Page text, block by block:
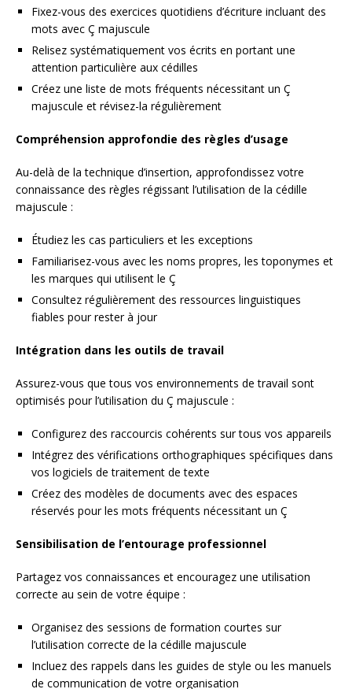
Fixez-vous des exercices quotidiens d’écriture incluant des
mots avec Ç majuscule
Relisez systématiquement vos écrits en portant une
attention particulière aux cédilles
Créez une liste de mots fréquents nécessitant un Ç
majuscule et révisez-la régulièrement
Compréhension approfondie des règles d’usage
Au-delà de la technique d’insertion, approfondissez votre
connaissance des règles régissant l’utilisation de la cédille
majuscule :
Étudiez les cas particuliers et les exceptions
Familiarisez-vous avec les noms propres, les toponymes et
les marques qui utilisent le Ç
Consultez régulièrement des ressources linguistiques
fiables pour rester à jour
Intégration dans les outils de travail
Assurez-vous que tous vos environnements de travail sont
optimisés pour l’utilisation du Ç majuscule :
Configurez des raccourcis cohérents sur tous vos appareils
Intégrez des vérifications orthographiques spécifiques dans
vos logiciels de traitement de texte
Créez des modèles de documents avec des espaces
réservés pour les mots fréquents nécessitant un Ç
Sensibilisation de l’entourage professionnel
Partagez vos connaissances et encouragez une utilisation
correcte au sein de votre équipe :
Organisez des sessions de formation courtes sur
l’utilisation correcte de la cédille majuscule
Incluez des rappels dans les guides de style ou les manuels
de communication de votre organisation